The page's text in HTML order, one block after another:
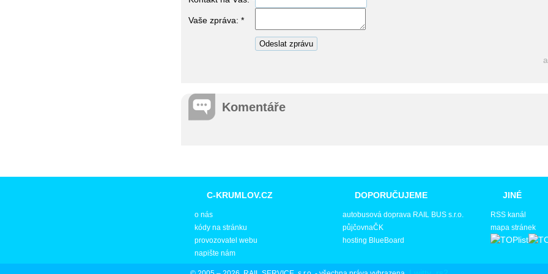
Vaše zpráva: *
Komentáře
C-KRUMLOV.CZ
o nás
kódy na stránku
provozovatel webu
napište nám
DOPORUČUJEME
autobusová doprava RAIL BUS s.r.o.
půjčovnaČK
hosting BlueBoard
JINÉ
RSS kanál
mapa stránek